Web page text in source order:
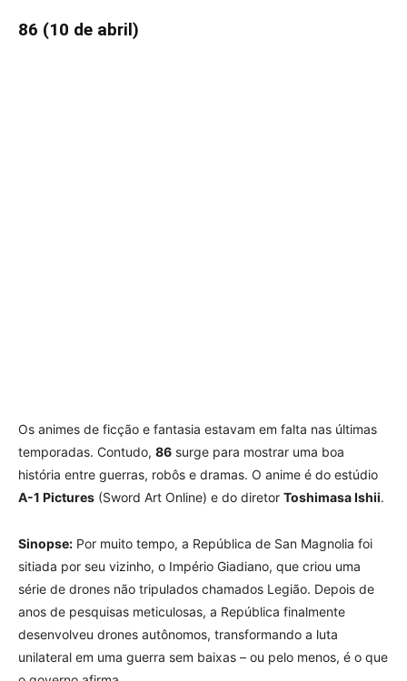
86 (10 de abril)
Os animes de ficção e fantasia estavam em falta nas últimas
temporadas. Contudo, 86 surge para mostrar uma boa
história entre guerras, robôs e dramas. O anime é do estúdio
A-1 Pictures (Sword Art Online) e do diretor Toshimasa Ishii.
Sinopse: Por muito tempo, a República de San Magnolia foi
sitiada por seu vizinho, o Império Giadiano, que criou uma
série de drones não tripulados chamados Legião. Depois de
anos de pesquisas meticulosas, a República finalmente
desenvolveu drones autônomos, transformando a luta
unilateral em uma guerra sem baixas – ou pelo menos, é o que